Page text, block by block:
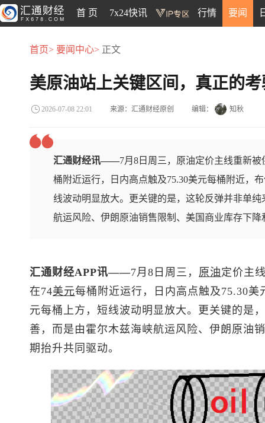
首 页 7x24快讯 行情 要闻
首页> 要闻中心> 正文
美原油站上关键区间，真正的考
2026-07-08 22:01 来源：汇通财经原创 编辑： 知秋
汇通财经讯——7月8日周三，原油定价主线重新
桶附近运行，日内高点触及75.30美元每桶附近，
线波动明显放大。更关键的是，这轮反弹并非单
航运风险、伊朗原油销售限制、美国商业库存下
汇通财经APP讯——7月8日周三， 原油定价主
在74美元每桶附近运行，日内高点触及75.30美
元每桶上方，短线波动明显放大。更关键的是
善，而是由霍尔木兹海峡航运风险、伊朗原油
期抬升共同驱动。